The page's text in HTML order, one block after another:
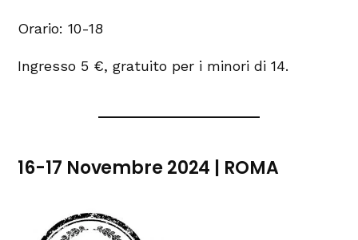
Orario: 10-18
Ingresso 5 €, gratuito per i minori di 14.
16-17 Novembre 2024 | ROMA